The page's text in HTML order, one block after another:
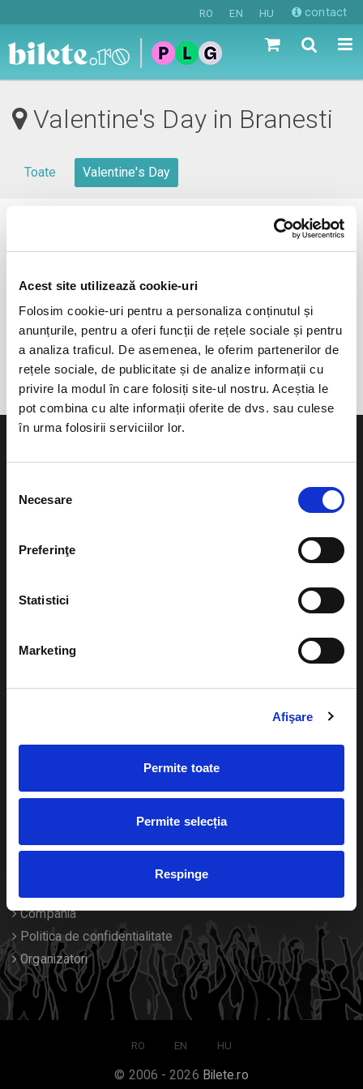
Acest site utilizează cookie-uri
Folosim cookie-uri pentru a personaliza conținutul și
anunțurile, pentru a oferi funcții de rețele sociale și pentru
a analiza traficul. De asemenea, le oferim partenerilor de
rețele sociale, de publicitate și de analize informații cu
privire la modul în care folosiți site-ul nostru. Aceștia le
pot combina cu alte informații oferite de dvs. sau culese
în urma folosirii serviciilor lor.
consimțământului
Necesare
Preferinţe
Statistici
Marketing
Afişare
Permite toate
Permite selecția
Respinge
RO EN HU contact
Valentine's Day in Branesti
Toate Valentine's Day
0 evenimente in viitorul apropiat
anunta-ma pe email cand apare urmatorul eveniment la
Branesti
Evenimente
Teatru
festivaluri
Diverse
Despre noi
Contact
Compania
Politica de confidentialitate
Organizatori
RO EN HU
© 2006 - 2026 Bilete.ro